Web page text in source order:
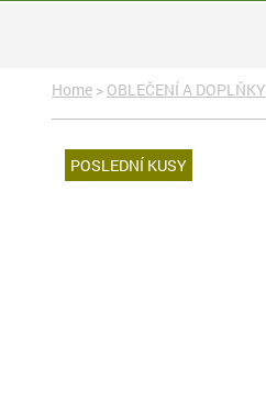
Home > OBLEČENÍ A DOPLŇKY
POSLEDNÍ KUSY